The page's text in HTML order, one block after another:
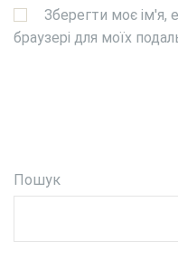
Зберегти моє ім'я,
браузері для моїх
Пошук